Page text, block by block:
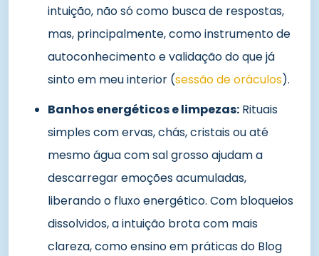
intuição, não só como busca de respostas,
mas, principalmente, como instrumento de
autoconhecimento e validação do que já
sinto em meu interior (sessão de oráculos).
Banhos energéticos e limpezas: Rituais
simples com ervas, chás, cristais ou até
mesmo água com sal grosso ajudam a
descarregar emoções acumuladas,
liberando o fluxo energético. Com bloqueios
dissolvidos, a intuição brota com mais
clareza, como ensino em práticas do Blog